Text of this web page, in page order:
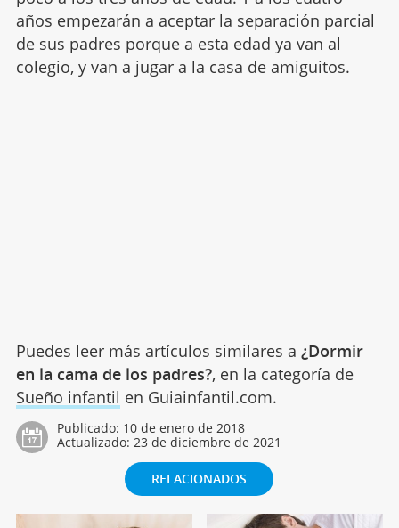
años empezarán a aceptar la separación parcial
de sus padres porque a esta edad ya van al
colegio, y van a jugar a la casa de amiguitos.
Puedes leer más artículos similares a ¿Dormir
en la cama de los padres?, en la categoría de
Sueño infantil en Guiainfantil.com.
Publicado: 10 de enero de 2018
Actualizado: 23 de diciembre de 2021
RELACIONADOS